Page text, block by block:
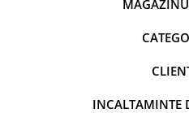
INCALTAMINTE